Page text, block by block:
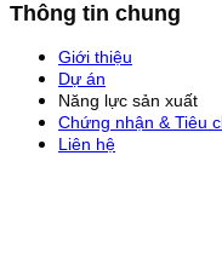
Thông tin chung
Giới thiệu
Dự án
Năng lực sản xuất
Chứng nhận & Tiêu
Liên hệ